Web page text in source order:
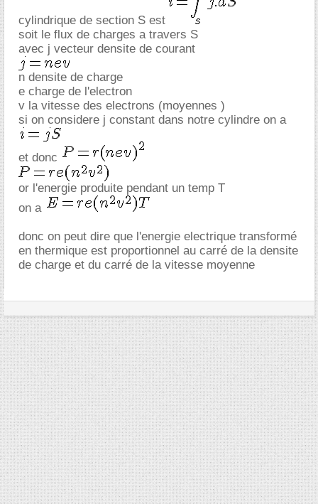
cylindrique de section S est
soit le flux de charges a travers S
avec j vecteur densite de courant
n densite de charge
e charge de l'electron
v la vitesse des electrons (moyennes )
si on considere j constant dans notre cylindre on a
et donc
or l'energie produite pendant un temp T
on a
donc on peut dire que l'energie electrique transformé
en thermique est proportionnel au carré de la densite
de charge et du carré de la vitesse moyenne